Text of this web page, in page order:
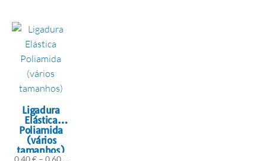
Ligadura
Elástica
Poliamida
(vários
tamanhos)